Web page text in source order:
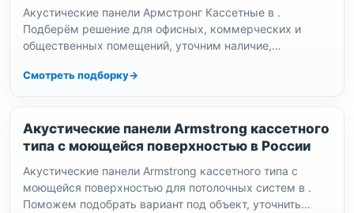
Акустические панели Армстронг Кассетные в .
Подберём решение для офисных, коммерческих и
общественных помещений, уточним наличие,
Смотреть подборку
Акустические панели Armstrong кассетного
типа с моющейся поверхностью в России
Акустические панели Armstrong кассетного типа с
моющейся поверхностью для потолочных систем в .
Поможем подобрать вариант под объект, уточнить